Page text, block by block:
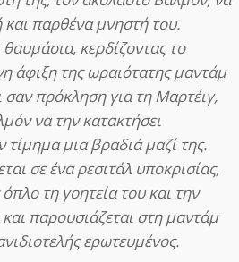
παρθένα μνηστή του.
κερδίζοντας το
άφιξη της ωραιότατης μαντάμ
σαν πρόκληση για τη Μαρτέιγ,
να την κατακτήσει
μια βραδιά μαζί της.
σε ένα ρεσιτάλ υποκρισίας,
τη γοητεία του και την
παρουσιάζεται στη μαντάμ
ερωτευμένος.